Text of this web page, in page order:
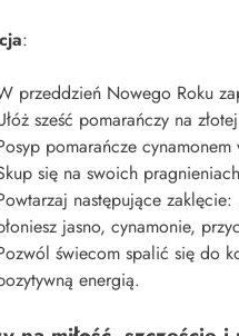
:
przeddzień Nowego Roku
sześć pomarańczy na
pomarańcze
się na swoich
następujące
jasno, cynamonie,
świecom spalić się do
energią.